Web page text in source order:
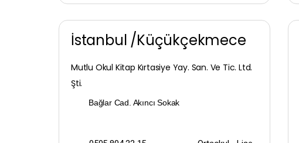
İstanbul /Küçükçekmece
Mutlu Okul Kitap Kırtasiye Yay. San. Ve Tic. Ltd.
Şti.
Bağlar Cad. Akıncı Sokak